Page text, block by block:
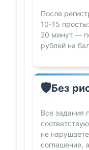
После
10-15
20 минут —
рублей на
🛡️Без
Все задания
не
соглашение,